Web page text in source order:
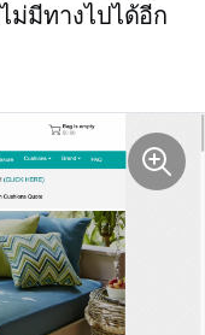
ม่มีทางไปได้อีก